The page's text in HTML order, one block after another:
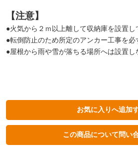
【注意】
●火気から２ｍ以上離して収納庫を設置し
●転倒防止のため所定のアンカー工事を必
●屋根から雨や雪が落ちる場所へは設置し